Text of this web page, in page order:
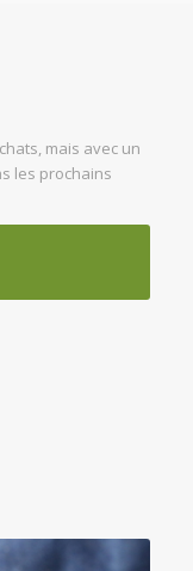
mais avec un
les prochains